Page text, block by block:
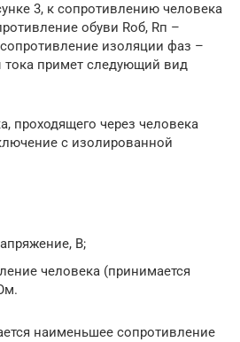
3, к сопротивлению человека
обуви Rоб, Rп –
изоляции фаз –
тока примет следующий вид
проходящего через человека
с изолированной
В;
человека (принимается
наименьшее сопротивление